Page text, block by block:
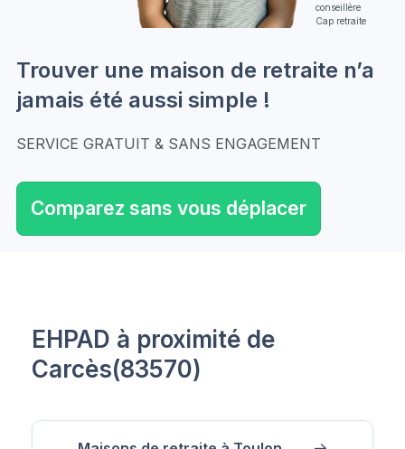
conseillère
Cap retraite
Trouver une maison de retraite n’a
jamais été aussi simple !
SERVICE GRATUIT & SANS ENGAGEMENT
Comparez sans vous déplacer
EHPAD à proximité de
Carcès(83570)